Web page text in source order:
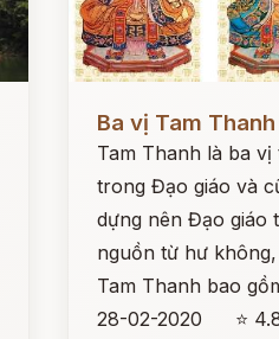
Ba vị Tam Thanh
Tam Thanh là ba
trong Đạo giáo và
dựng nên Đạo giáo
nguồn từ hư
Tam Thanh bao
28-02-2020
⭐